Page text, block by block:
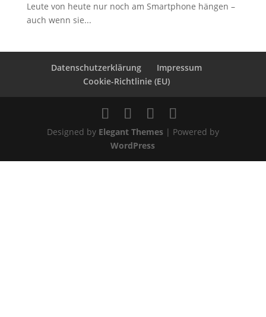
Leute von heute nur noch am Smartphone hängen –
auch wenn sie...
Datenschutzerklärung
Impressum
Cookie-Richtlinie (EU)
Designed by Elegant Themes| Powered by
WordPress